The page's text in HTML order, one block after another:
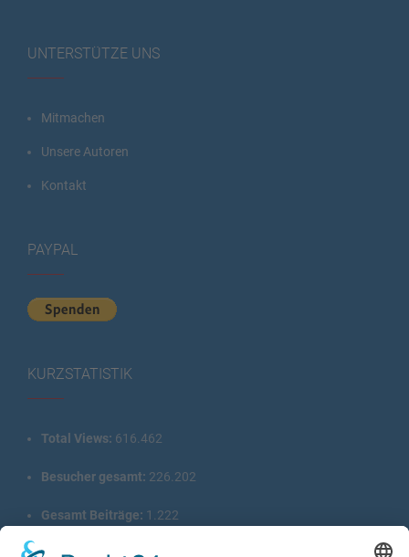
UNTERSTÜTZE UNS
Mitmachen
Unsere Autoren
Kontakt
PAYPAL
KURZSTATISTIK
Total Views: 616.462
Besucher gesamt: 226.202
Gesamt Beiträge: 1.222